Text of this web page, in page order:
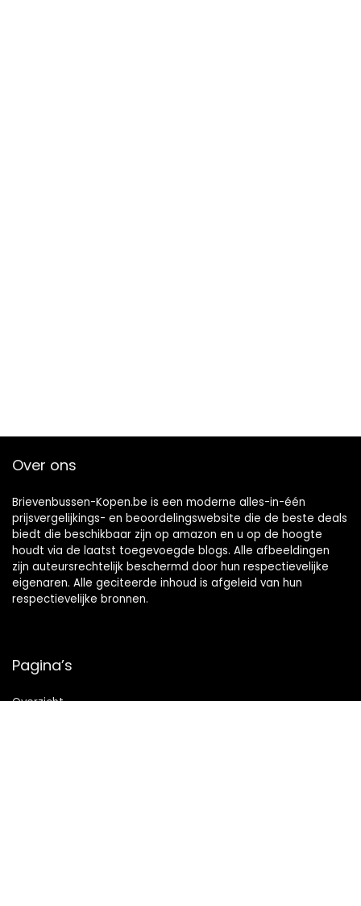
Over ons
Brievenbussen-Kopen.be is een moderne alles-in-één
prijsvergelijkings- en beoordelingswebsite die de beste deals
biedt die beschikbaar zijn op amazon en u op de hoogte
houdt via de laatst toegevoegde blogs. Alle afbeeldingen
zijn auteursrechtelijk beschermd door hun respectievelijke
eigenaren. Alle geciteerde inhoud is afgeleid van hun
respectievelijke bronnen.
Pagina’s
Overzicht